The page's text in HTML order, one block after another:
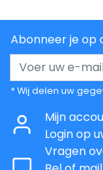
Abonneer je op
* Wij delen uw
Mijn
Login op
Vragen